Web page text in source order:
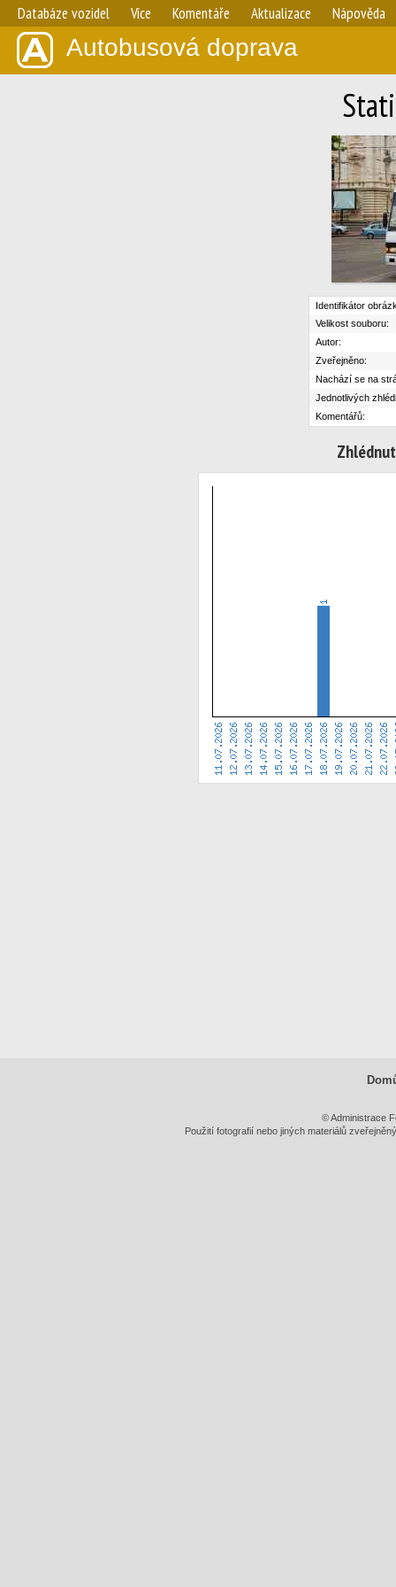
Databáze vozidel Více Komentáře Aktualizace Nápověda
Autobusová doprava
Identifikátor
Velikost souboru:
Autor:
Zveřejněno:
Nachází se na
Jednotlivých
Komentářů:
© Administrace
Použití fotografií nebo jiných materiálů